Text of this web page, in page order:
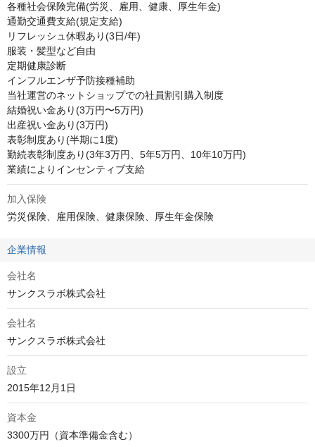
各種社会保険完備(労災、雇用、健康、厚生年金)
通勤交通費支給(規定支給)
リフレッシュ休暇あり(3日/年)
服装・髪型など自由
定期健康診断
インフルエンザ予防接種補助
当社運営のネットショップでの社員割引購入制度
結婚祝い金あり(3万円〜5万円)
出産祝い金あり(3万円)
表彰制度あり(半期に1度)
勤続表彰制度あり(3年3万円、5年5万円、10年10万円)
業績によりインセンティブ支給
加入保険
労災保険、雇用保険、健康保険、厚生年金保険
企業情報
会社名
サンクスラボ株式会社
会社名
サンクスラボ株式会社
設立
2015年12月1日
資本金
3300万円（資本準備金含む）